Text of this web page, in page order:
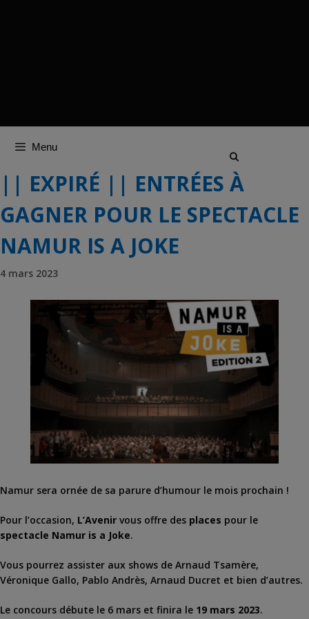
Menu
|| EXPIRÉ || ENTRÉES À
GAGNER POUR LE SPECTACLE
NAMUR IS A JOKE
4 mars 2023
Namur sera ornée de sa parure d’humour le mois prochain !
Pour l’occasion, L’Avenir vous offre des places pour le
spectacle Namur is a Joke.
Vous pourrez assister aux shows de Arnaud Tsamère,
Véronique Gallo, Pablo Andrès, Arnaud Ducret et bien d’autres.
Le concours débute le 6 mars et finira le 19 mars 2023.